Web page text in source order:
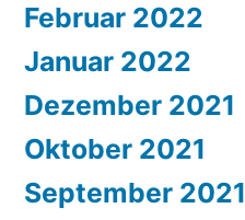
Februar 2022
Januar 2022
Dezember 2021
Oktober 2021
September 2021